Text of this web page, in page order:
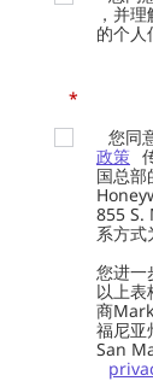
，并
的个人
*
您同
政策
国总
855 S.
系方式
您进一
以上表
商
福尼
San